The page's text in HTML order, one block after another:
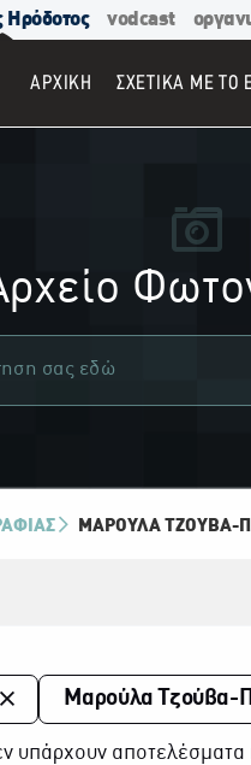
Ηρόδοτος vodcast
ΑΡΧΙΚΉ ΣΧΕΤΙΚΑ ΜΕ ΤΟ
ΜΑΡΟΎΛΑ ΤΖΟΎΒΑ-
Μαρούλα Τζούβα-
υπάρχουν